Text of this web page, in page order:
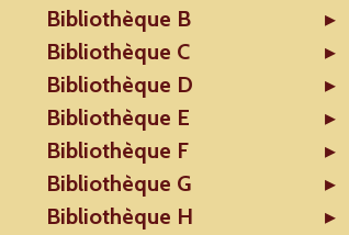
Bibliothèque B
Bibliothèque C
Bibliothèque D
Bibliothèque E
Bibliothèque F
Bibliothèque G
Bibliothèque H